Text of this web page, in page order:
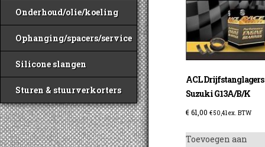
Onderhoud/olie/koeling
Ophanging/spacers/service
Silicone slangen
Sturen & stuurverkorters
ACL Drijfstanglagers
Suzuki G13A/B/K
€61,00 €50,41ex. BTW
Toevoegen aan